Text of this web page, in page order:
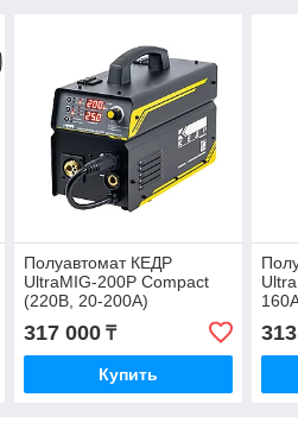
Полуавтомат КЕДР
UltraMIG-200P Compact
(220В, 20-200А)
317 000₸
Купить